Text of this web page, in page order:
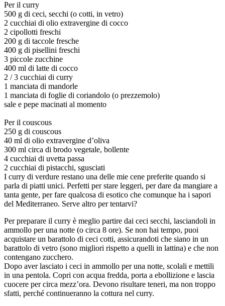
Per il curry
500 g di ceci, secchi (o cotti, in vetro)
2 cucchiai di olio extravergine di cocco
2 cipollotti freschi
200 g di taccole fresche
400 g di pisellini freschi
3 piccole zucchine
400 ml di latte di cocco
2 / 3 cucchiai di curry
1 manciata di mandorle
1 manciata di foglie di coriandolo (o prezzemolo)
sale e pepe macinati al momento
Per il couscous
250 g di couscous
40 ml di olio extravergine d’oliva
300 ml circa di brodo vegetale, bollente
4 cucchiai di uvetta passa
2 cucchiai di pistacchi, sgusciati
I curry di verdure restano una delle mie cene preferite quando si
parla di piatti unici. Perfetti per stare leggeri, per dare da mangiare a
tanta gente, per fare qualcosa di esotico che comunque ha i sapori
del Mediterraneo. Serve altro per tentarvi?
Per preparare il curry è meglio partire dai ceci secchi, lasciandoli in
ammollo per una notte (o circa 8 ore). Se non hai tempo, puoi
acquistare un barattolo di ceci cotti, assicurandoti che siano in un
barattolo di vetro (sono migliori rispetto a quelli in lattina) e che non
contengano zucchero.
Dopo aver lasciato i ceci in ammollo per una notte, scolali e mettili
in una pentola. Copri con acqua fredda, porta a ebollizione e lascia
cuocere per circa mezz’ora. Devono risultare teneri, ma non troppo
sfatti, perché continueranno la cottura nel curry.